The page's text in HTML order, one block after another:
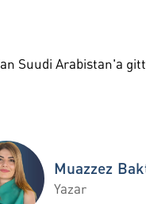
Suudi Arabistan'a
Muazzez
Yazar